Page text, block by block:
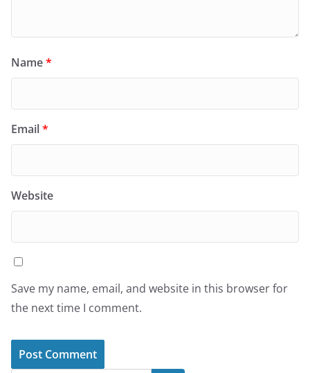
Name*
Email*
Website
Save my name, email, and website in this browser for
the next time I comment.